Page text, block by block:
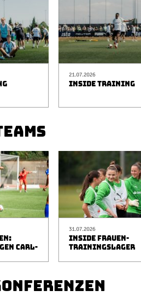
21.07.2026
INSIDE TRAINING
CARL-
31.07.2026
INSIDE FRAUEN-
TRAININGSLAGER